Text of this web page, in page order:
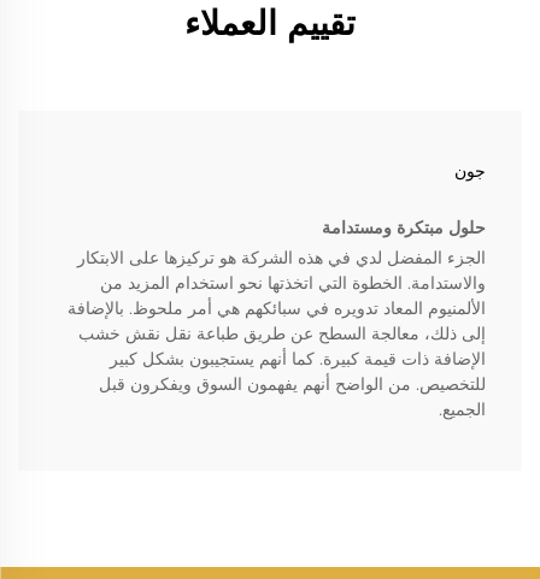
تقييم العملاء
جون
حلول مبتكرة ومستدامة
الجزء المفضل لدي في هذه الشركة هو تركيزها على الابتكار
والاستدامة. الخطوة التي اتخذتها نحو استخدام المزيد من
الألمنيوم المعاد تدويره في سبائكهم هي أمر ملحوظ. بالإضافة
إلى ذلك، معالجة السطح عن طريق طباعة نقل نقش خشب
الإضافة ذات قيمة كبيرة. كما أنهم يستجيبون بشكل كبير
للتخصيص. من الواضح أنهم يفهمون السوق ويفكرون قبل
الجميع.